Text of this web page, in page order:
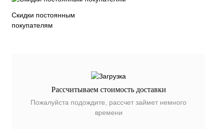
Скидки постоянным
покупателям
Рассчитываем стоимость доставки
Пожалуйста подождите, рассчет займет немного
времени